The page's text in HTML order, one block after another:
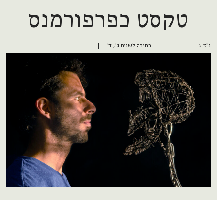
טקסט כפרפורמנס
נ"ז: 2 בחירה לשנים ג', ד'